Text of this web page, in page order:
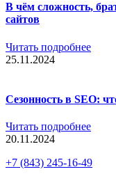
В чём сложность,
сайтов
Читать подробнее
25.11.2024
Сезонность в SEO:
Читать подробнее
20.11.2024
+7 (843) 245-16-49